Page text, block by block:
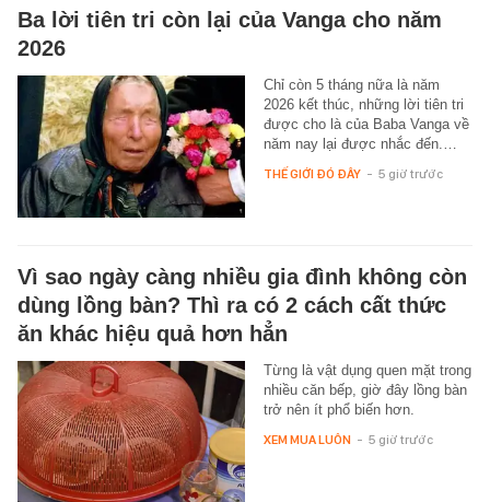
Ba lời tiên tri còn lại của Vanga cho năm
2026
Chỉ còn 5 tháng nữa là năm
2026 kết thúc, những lời tiên tri
được cho là của Baba Vanga về
năm nay lại được nhắc đến.…
THẾ GIỚI ĐÓ ĐÂY - 5 giờ trước
Vì sao ngày càng nhiều gia đình không còn
dùng lồng bàn? Thì ra có 2 cách cất thức
ăn khác hiệu quả hơn hẳn
Từng là vật dụng quen mặt trong
nhiều căn bếp, giờ đây lồng bàn
trở nên ít phổ biến hơn.
XEM MUA LUÔN - 5 giờ trước